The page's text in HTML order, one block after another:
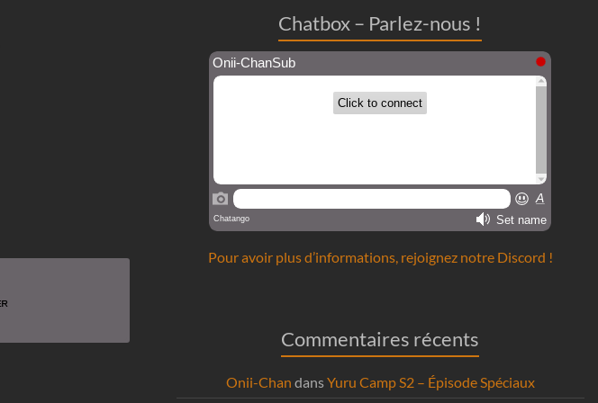
Chatbox – Parlez-nous !
Pour avoir plus d’informations, rejoignez notre Discord !
Commentaires récents
Onii-Chan dansYuru Camp S2 – Épisode Spéciaux